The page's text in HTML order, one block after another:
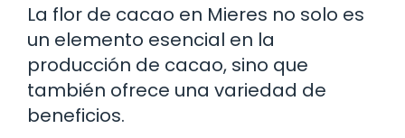
La flor de cacao en Mieres no solo es
un elemento esencial en la
producción de cacao, sino que
también ofrece una variedad de
beneficios.